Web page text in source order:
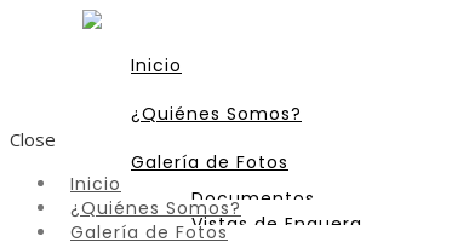
Inicio
¿Quiénes Somos?
Galería de Fotos
Documentos
Vistas de Enguera
Close
Inicio
¿Quiénes Somos?
Galería de Fotos